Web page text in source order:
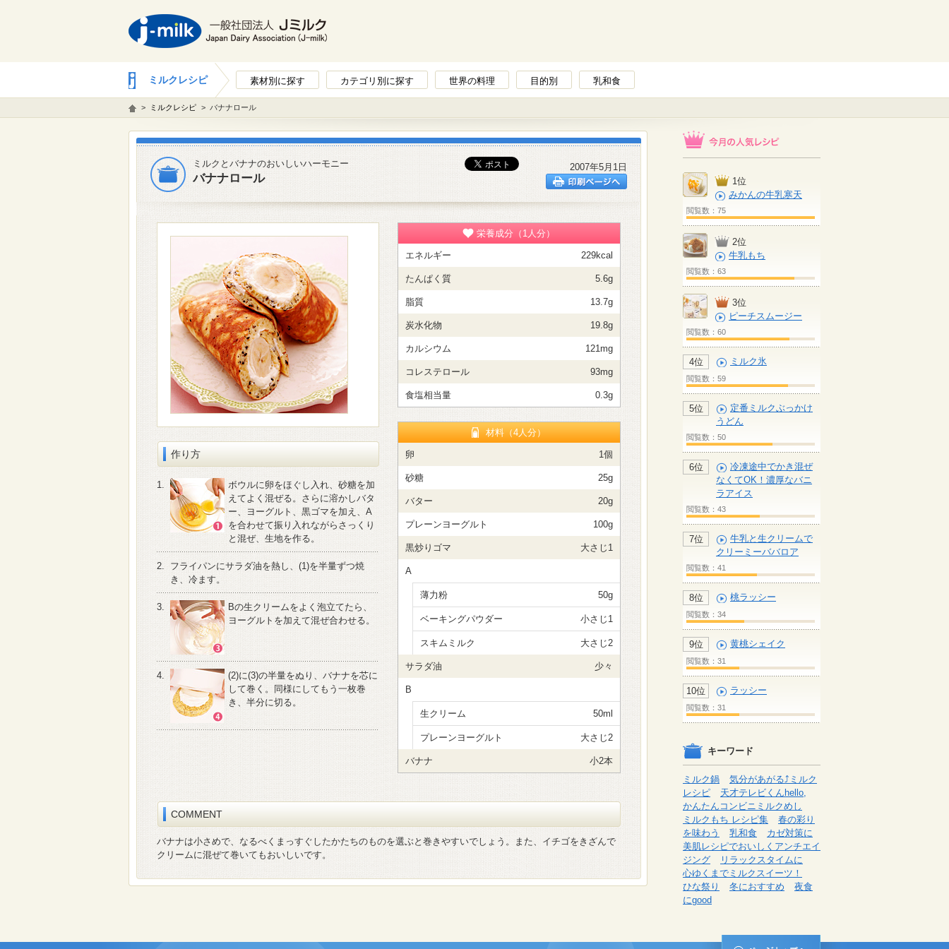
ミルクレシピ 素材別に探す カテゴリ別に探す 世界の料理 目的別 乳和食
> ミルクレシピ > バナナロール
2007年5月1日
ミルクとバナナのおいしいハーモニー
バナナロール
作り方
1.
ボウルに卵をほぐし入れ、砂糖を加
えてよく混ぜる。さらに溶かしバタ
ー、ヨーグルト、黒ゴマを加え、A
を合わせて振り入れながらさっくり
と混ぜ、生地を作る。
2.
フライパンにサラダ油を熱し、(1)を半量ずつ焼
き、冷ます。
3.
Bの生クリームをよく泡立てたら、
ヨーグルトを加えて混ぜ合わせる。
4.
(2)に(3)の半量をぬり、バナナを芯に
して巻く。同様にしてもう一枚巻
き、半分に切る。
栄養成分（1人分）
エネルギー 229kcal
たんぱく質 5.6g
脂質 13.7g
炭水化物 19.8g
カルシウム 121mg
コレステロール 93mg
食塩相当量 0.3g
材料（4人分）
卵 1個
砂糖 25g
バター 20g
プレーンヨーグルト 100g
黒炒りゴマ 大さじ1
A
薄力粉 50g
ベーキングパウダー 小さじ1
スキムミルク 大さじ2
サラダ油 少々
B
生クリーム 50ml
プレーンヨーグルト 大さじ2
バナナ 小2本
COMMENT
バナナは小さめで、なるべくまっすぐしたかたちのものを選ぶと巻きやすいでしょう。また、イチゴをきざんで
クリームに混ぜて巻いてもおいしいです。
1位
みかんの牛乳寒天
閲覧数：75
2位
牛乳もち
閲覧数：63
3位
ピーチスムージー
閲覧数：60
4位 ミルク氷
閲覧数：59
5位
定番ミルクぶっかけ
うどん
閲覧数：50
6位
冷凍途中でかき混ぜ
なくてOK！濃厚なバニ
ラアイス
閲覧数：43
7位
牛乳と生クリームで
クリーミーババロア
閲覧数：41
8位 桃ラッシー
閲覧数：34
9位 黄桃シェイク
閲覧数：31
10位 ラッシー
閲覧数：31
キーワード
ミルク鍋
気分があがる⤴ミルク
レシピ
天才テレビくんhello,
かんたんコンビニミルクめし
ミルクもち レシピ集
春の彩り
を味わう
乳和食
カゼ対策に
美肌レシピでおいしくアンチエイ
ジング
リラックスタイムに
心ゆくまでミルクスイーツ！
ひな祭り
冬におすすめ
夜食
にgood